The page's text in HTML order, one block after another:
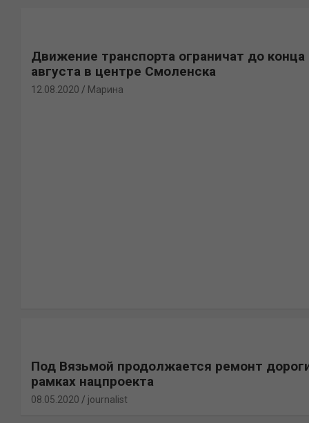
Движение транспорта ограничат до конца
августа в центре Смоленска
12.08.2020 Марина
Под Вязьмой продолжается ремонт
рамках нацпроекта
08.05.2020 journalist